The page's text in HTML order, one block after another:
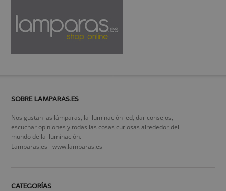
SOBRE LAMPARAS.ES
Nos gustan las lámparas, la iluminación led, dar consejos,
escuchar opiniones y todas las cosas curiosas alrededor del
mundo de la iluminación.
Lamparas.es - www.lamparas.es
CATEGORÍAS